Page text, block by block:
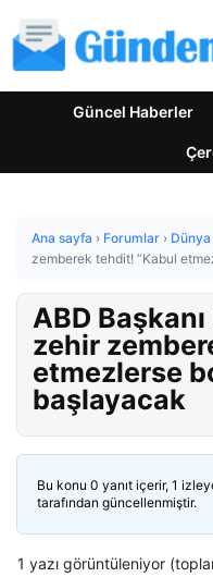
Güncel Haberler
Ana sayfa › Forumlar › Dünya
zemberek tehdit! “Kabul
ABD
zehir
etmezlerse
başlayacak
Bu konu 0 yanıt içerir, 1
tarafından güncellenmiştir.
1 yazı görüntüleniyor